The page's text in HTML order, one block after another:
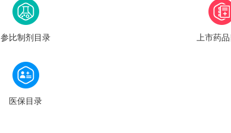
参比制剂目录 上市药
医保目录